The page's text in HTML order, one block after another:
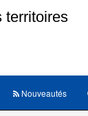
Nouveautés